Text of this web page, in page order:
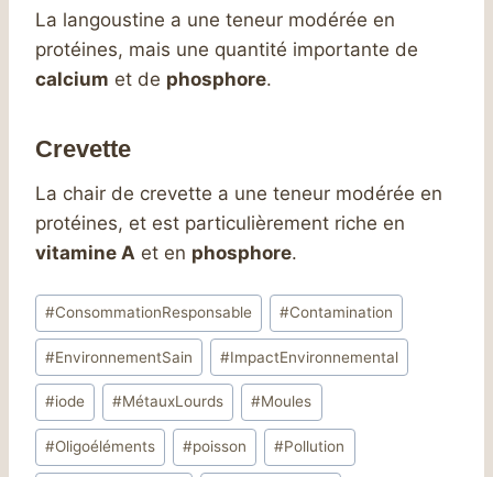
La langoustine a une teneur modérée en
protéines, mais une quantité importante de
calcium et de phosphore.
Crevette
La chair de crevette a une teneur modérée en
protéines, et est particulièrement riche en
vitamine A et en phosphore.
Étiquettes
de
la
publication :
#ConsommationResponsable #Contamination
#EnvironnementSain #ImpactEnvironnemental
#iode #MétauxLourds #Moules
#Oligoéléments #poisson #Pollution